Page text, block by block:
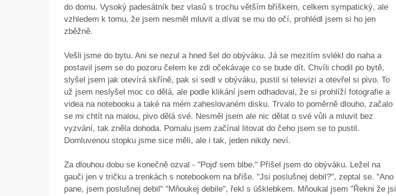
do domu. Vysoký padesátník bez vlasů s trochu větším bříškem, celkem sympatický, ale
vzhledem k tomu, že jsem nesměl mluvit a dívat se mu do očí, prohlédl jsem si ho jen
zběžně.
Vešli jsme do bytu. Ani se nezul a hned šel do obýváku. Já se mezitím svlékl do naha a
postavil jsem se do pozoru čelem ke zdi očekávaje co se bude dít. Chvíli chodil po bytě,
slyšel jsem jak otevírá skříně, pak si sedl v obýváku, pustil si televizi a otevřel si pivo. To
už jsem neslyšel moc co dělá, ale podle klikání jsem odhadoval, že si prohlíží fotografie a
videa na notebooku a také na mém zaheslovaném disku. Trvalo to poměrně dlouho, začalo
se mi chtít na malou, pivo dělá své. Nesměl jsem ale nic dělat o své vůli a mluvit bez
vyzvání, tak zněla dohoda. Pomalu jsem začínal litovat do čeho jsem se to pustil.
Domluvenou stopku jsme sice měli, ale i tak, jeden nikdy neví.
Za dlouhou dobu se konečně ozval - "Pojď sem blbe." Přišel jsem do obýváku. Ležel na
gauči jen v tričku a trenkách s notebookem na břiše. "Jsi poslušnej debil?", zeptal se. "Ano
pane, jsem poslušnej debil" "Mňoukej debile", řekl s úšklebkem. Mňoukal jsem "Řekni že jsi